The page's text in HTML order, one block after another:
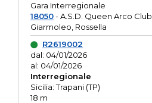
Gara Interregionale
18050- A.S.D. Queen Arco Club
Giarmoleo, Rossella
R2619002
dal: 04/01/2026
al: 04/01/2026
Interregionale
Sicilia: Trapani (TP)
18 m